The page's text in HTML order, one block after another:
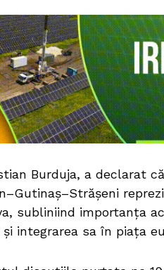
Burduja, a declarat
subliniind importanța
integrarea sa în piața